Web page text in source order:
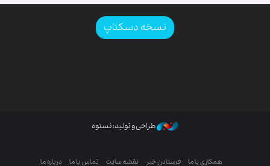
نسخه دسکتاپ
طراحی و تولید: نستوه
همکاری با ما فرستادن خبر نقشه سایت تماس با ما درباره ما